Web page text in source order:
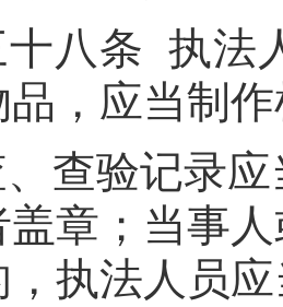
十八条 执法
品，应当制
查验记录
盖章；当事
，执法人员